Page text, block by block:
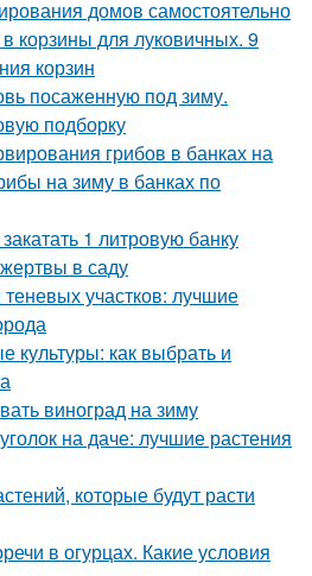
домов самостоятельно
корзины для луковичных. 9
корзин
посаженную под зиму.
подборку
грибов в банках на
на зиму в банках по
1 литровую банку
в саду
участков: лучшие
культуры: как выбрать и
виноград на зиму
на даче: лучшие растения
которые будут расти
в огурцах. Какие условия